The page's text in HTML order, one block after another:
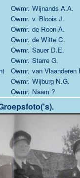
Owmr. Wijnands A.A.
Owmr. v. Bloois J.
Owmr. de Roon A.
Owmr. de Witte C.
Owmr. Sauer D.E.
Owmr. Starre G.
Owmr. van Vlaanderen
Owmr. Wijburg N.G.
Owmr. Naam ?